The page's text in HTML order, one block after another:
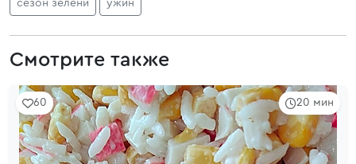
сезон зелени ужин
Смотрите также
20 мин
60